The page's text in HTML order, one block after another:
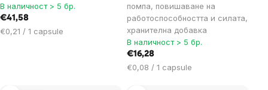
В наличност > 5 бр.
€41,58
Цена
€0,21 / 1 capsule
помпа, повишаване на
работоспособността и силата,
хранителна добавка
В наличност > 5 бр.
€16,28
Цена
€0,08 / 1 capsule